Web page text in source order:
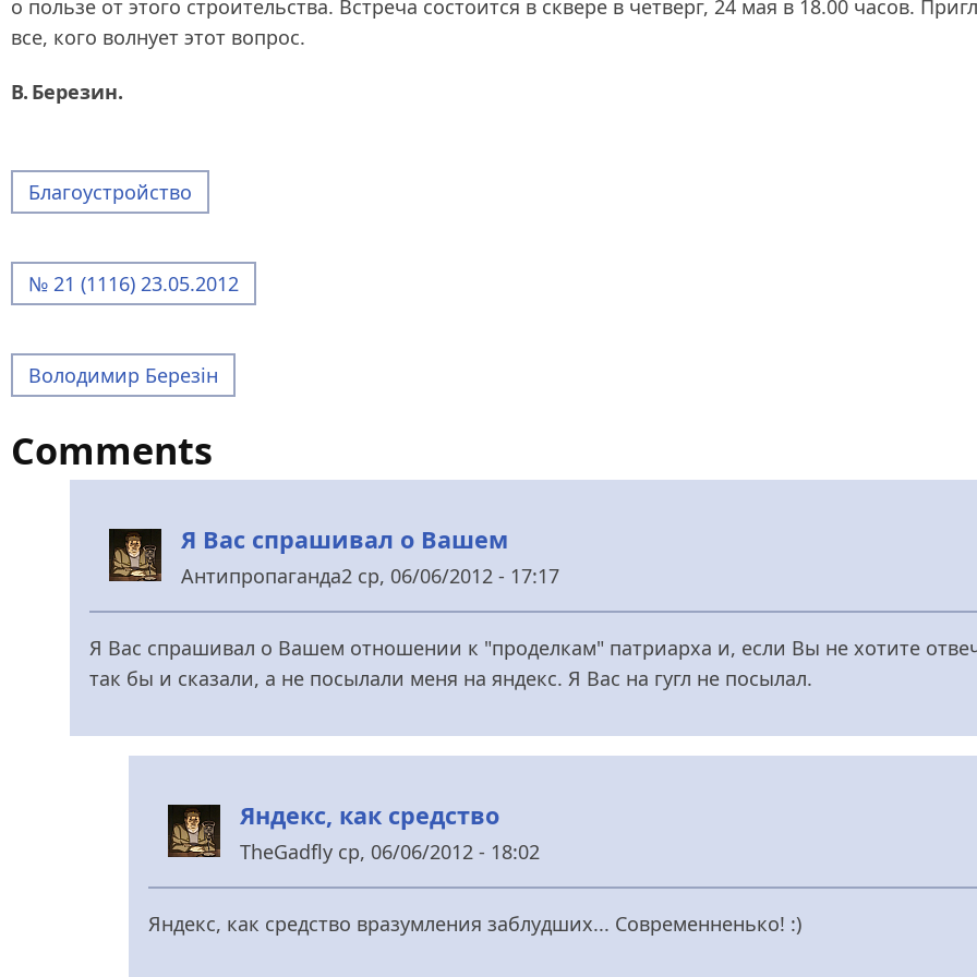
о пользе от этого строительства. Встреча состоится в сквере в четверг, 24 мая в 18.00 часов.
все, кого волнует этот вопрос.
В. Березин.
Благоустройство
№ 21 (1116) 23.05.2012
Володимир Березін
Comments
Я Вас спрашивал о Вашем
Антипропаганда2 ср, 06/06/2012 - 17:17
У
rezon
Я Вас спрашивал о Вашем отношении к "проделкам" патриарха и, если Вы не хотите
так бы и сказали, а не посылали меня на яндекс. Я Вас на гугл не посылал.
Яндекс, как средство
TheGadfly ср, 06/06/2012 - 18:02
У
Яндекс, как средство вразумления заблудших... Современненько! :)